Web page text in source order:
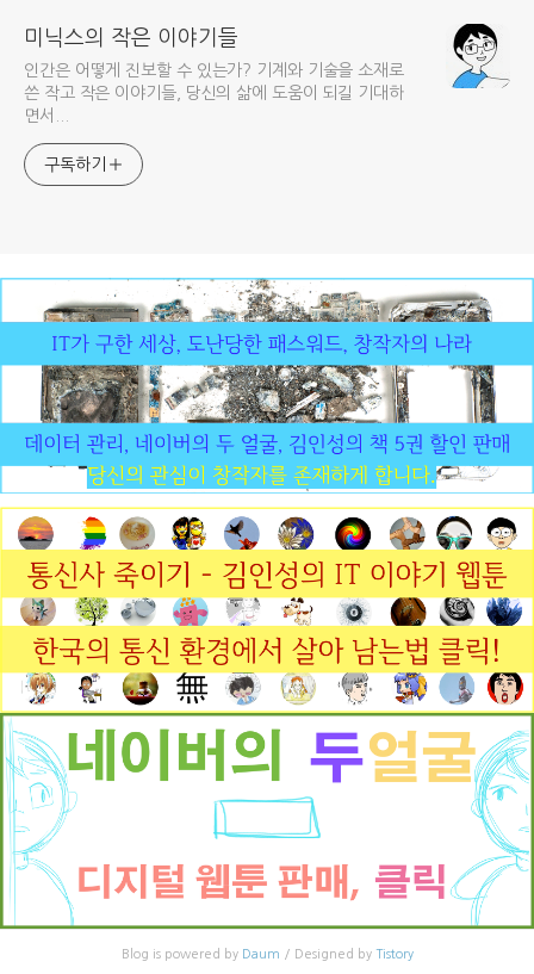
미닉스의 작은 이야기들
인간은 어떻게 진보할 수 있는가? 기계와 기술을 소재로
쓴 작고 작은 이야기들, 당신의 삶에 도움이 되길 기대하
면서...
구독하기
Blog is powered by Daum / Designed by Tistory